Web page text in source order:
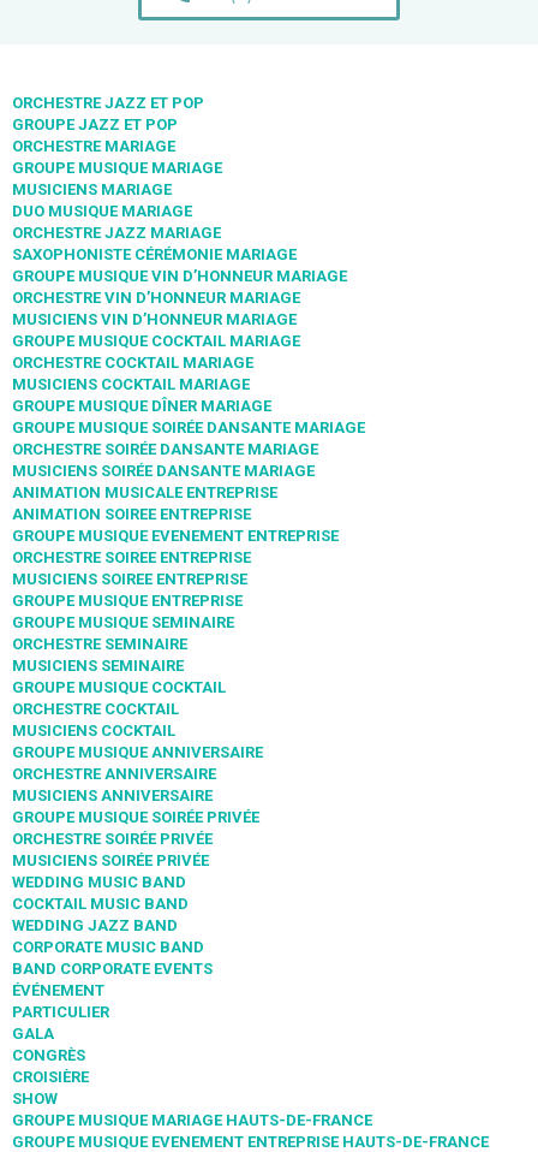
ORCHESTRE JAZZ ET POP
GROUPE JAZZ ET POP
ORCHESTRE MARIAGE
GROUPE MUSIQUE MARIAGE
MUSICIENS MARIAGE
DUO MUSIQUE MARIAGE
ORCHESTRE JAZZ MARIAGE
SAXOPHONISTE CÉRÉMONIE MARIAGE
GROUPE MUSIQUE VIN D’HONNEUR MARIAGE
ORCHESTRE VIN D’HONNEUR MARIAGE
MUSICIENS VIN D’HONNEUR MARIAGE
GROUPE MUSIQUE COCKTAIL MARIAGE
ORCHESTRE COCKTAIL MARIAGE
MUSICIENS COCKTAIL MARIAGE
GROUPE MUSIQUE DÎNER MARIAGE
GROUPE MUSIQUE SOIRÉE DANSANTE MARIAGE
ORCHESTRE SOIRÉE DANSANTE MARIAGE
MUSICIENS SOIRÉE DANSANTE MARIAGE
ANIMATION MUSICALE ENTREPRISE
ANIMATION SOIREE ENTREPRISE
GROUPE MUSIQUE EVENEMENT ENTREPRISE
ORCHESTRE SOIREE ENTREPRISE
MUSICIENS SOIREE ENTREPRISE
GROUPE MUSIQUE ENTREPRISE
GROUPE MUSIQUE SEMINAIRE
ORCHESTRE SEMINAIRE
MUSICIENS SEMINAIRE
GROUPE MUSIQUE COCKTAIL
ORCHESTRE COCKTAIL
MUSICIENS COCKTAIL
GROUPE MUSIQUE ANNIVERSAIRE
ORCHESTRE ANNIVERSAIRE
MUSICIENS ANNIVERSAIRE
GROUPE MUSIQUE SOIRÉE PRIVÉE
ORCHESTRE SOIRÉE PRIVÉE
MUSICIENS SOIRÉE PRIVÉE
WEDDING MUSIC BAND
COCKTAIL MUSIC BAND
WEDDING JAZZ BAND
CORPORATE MUSIC BAND
BAND CORPORATE EVENTS
ÉVÉNEMENT
PARTICULIER
GALA
CONGRÈS
CROISIÈRE
SHOW
GROUPE MUSIQUE MARIAGE HAUTS-DE-FRANCE
GROUPE MUSIQUE EVENEMENT ENTREPRISE HAUTS-DE-FRANCE